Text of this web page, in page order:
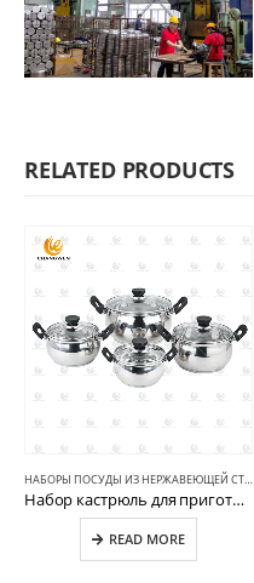
RELATED PRODUCTS
НАБОРЫ ПОСУДЫ ИЗ НЕРЖАВЕЮЩЕЙ СТАЛИ
Набор кастрюль для приготовления пищи из нержавеющей стали CW-C011-4
READ MORE